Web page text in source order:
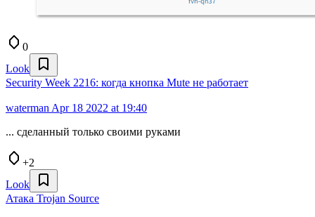
0
Look
Security Week 2216: когда кнопка Mute не работает
waterman Apr 18 2022 at 19:40
... сделанный только своими руками
+2
Look
Атака Trojan Source